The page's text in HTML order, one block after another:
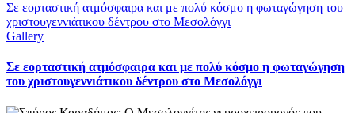
Σε εορταστική ατμόσφαιρα και με πολύ κόσμο η φωταγώγηση του
χριστουγεννιάτικου δέντρου στο Μεσολόγγι
Gallery
Σε εορταστική ατμόσφαιρα και με πολύ κόσμο η φωταγώγηση
του χριστουγεννιάτικου δέντρου στο Μεσολόγγι